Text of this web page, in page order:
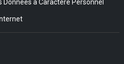
Données à Caractère Personnel